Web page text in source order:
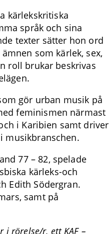
kärlekskritiska
språk och sina
texter sätter hon ord
som kärlek, sex,
roll brukar beskrivas
gör urban musik på
feminismen närmast
i Karibien samt driver
musikbranschen.
77 – 82, spelade
kärleks-och
Edith Södergran.
samt på
i rörelse/r, ett KAF –